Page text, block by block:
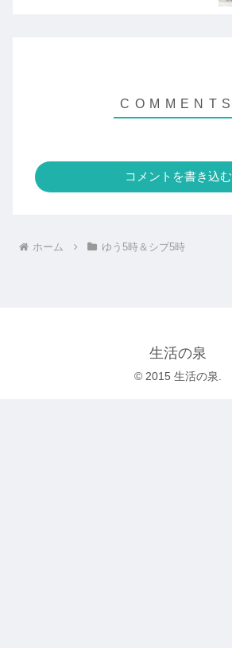
コメントを書き込む
ホーム ゆう5時＆シブ5時
生活の泉
© 2015 生活の泉.